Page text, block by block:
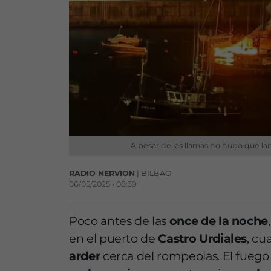
A pesar de las llamas no hubo que
RADIO NERVION | BILBAO
06/05/2025 • 08:39
Poco antes de las once de la noche
en el puerto de Castro Urdiales,
ardercerca del rompeolas. El